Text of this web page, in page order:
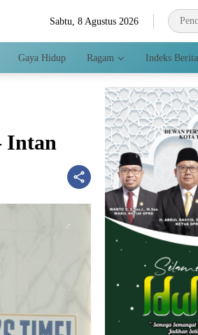
Sabtu, 8 Agustus 2026
Gaya Hidup Ragam Indeks Berita
Intan